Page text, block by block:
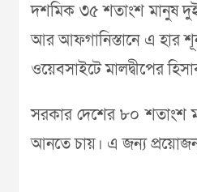
দশমিক ৩৫ শতাংশ মানুষ
আর আফগানিস্তানে এ হার
ওয়েবসাইটে মালদ্বীপের
সরকার দেশের ৮০ শতাংশ
আনতে চায়। এ জন্য